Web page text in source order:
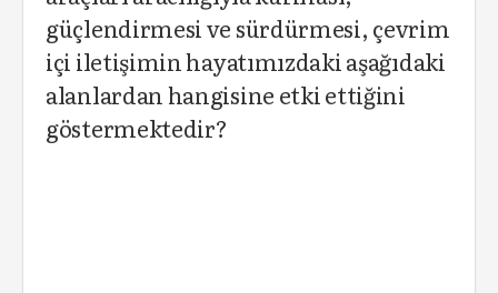
güçlendirmesi ve sürdürmesi, çevrim
içi iletişimin hayatımızdaki aşağıdaki
alanlardan hangisine etki ettiğini
göstermektedir?